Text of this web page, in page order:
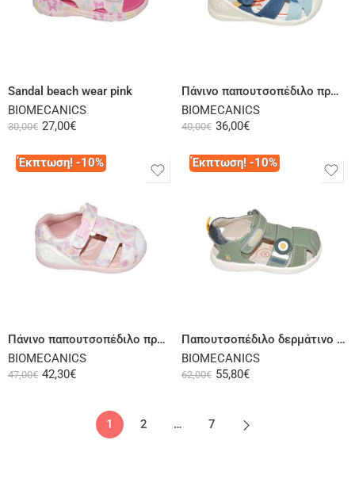
Sandal beach wear pink
BIOMECANICS
30,00€ 27,00€
Πάνινο παπουτσοπέδιλο πρώτα βήματα μπλε σιέλ
BIOMECANICS
40,00€ 36,00€
Έκπτωση! -10%
Πάνινο παπουτσοπέδιλο πρώτα βήματα ροζ λευκό
BIOMECANICS
47,00€ 42,30€
Έκπτωση! -10%
Παπουτσοπέδιλο δερμάτινο χακί
BIOMECANICS
62,00€ 55,80€
1 2 … 7